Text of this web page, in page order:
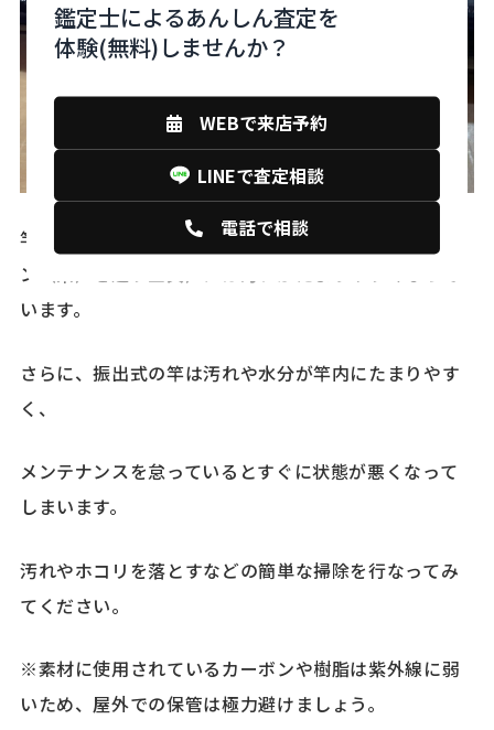
竿（ロッド）は表面に傷がつきやすく、ガイド（ライ
ン（糸）を通す金具）には汚れがたまりやすくなって
います。
さらに、振出式の竿は汚れや水分が竿内にたまりやす
く、
メンテナンスを怠っているとすぐに状態が悪くなって
しまいます。
汚れやホコリを落とすなどの簡単な掃除を行なってみ
てください。
※素材に使用されているカーボンや樹脂は紫外線に弱
いため、屋外での保管は極力避けましょう。
鑑定士によるあんしん査定を
体験(無料)しませんか？
WEBで来店予約
LINEで査定相談
電話で相談